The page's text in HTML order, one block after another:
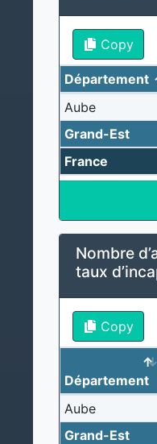
Copy
Département
Aube
Grand-Est
France
Nombre
taux
Copy
Département
Aube
Grand-Est